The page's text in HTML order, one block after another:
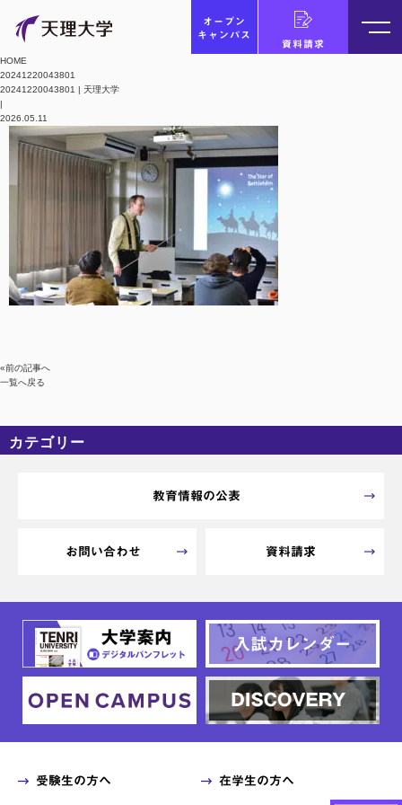
オープン
キャンパス
資料請求
HOME
20241220043801
20241220043801 | 天理大学
|
2026.05.11
«前の記事へ
一覧へ戻る
カテゴリー
教育情報の公表
お問い合わせ 資料請求
受験生の方へ 在学生の方へ